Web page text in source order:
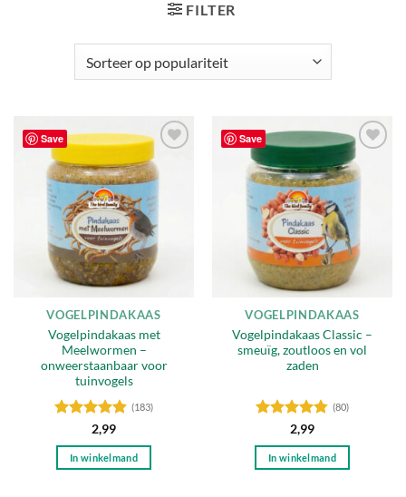
FILTER
Save
Toevoegen
aan
verlanglijst
VOGELPINDAKAAS
Vogelpindakaas met
Meelwormen –
onweerstaanbaar voor
tuinvogels
Gewaardeerd
4.85uit 5
(183)
2,99
In winkelmand
Save
Toevoegen
aan
verlanglijst
VOGELPINDAKAAS
Vogelpindakaas Classic –
smeuïg, zoutloos en vol
zaden
Gewaardeerd
4.78uit 5
(80)
2,99
In winkelmand